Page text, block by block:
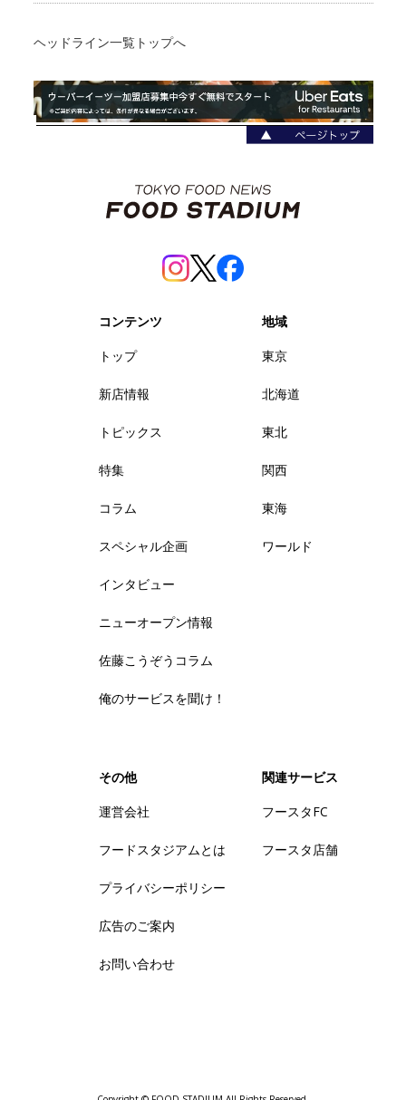
ヘッドライン一覧トップへ
コンテンツ
トップ
新店情報
トピックス
特集
コラム
スペシャル企画
インタビュー
ニューオープン情報
佐藤こうぞうコラム
俺のサービスを聞け！
地域
東京
北海道
東北
関西
東海
ワールド
その他
運営会社
フードスタジアムとは
プライバシーポリシー
広告のご案内
お問い合わせ
関連サービス
フースタFC
フースタ店舗